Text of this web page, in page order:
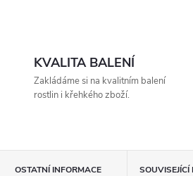
KVALITA BALENÍ
Zakládáme si na kvalitním balení
rostlin i křehkého zboží.
OSTATNÍ INFORMACE SOUVISEJÍCÍ